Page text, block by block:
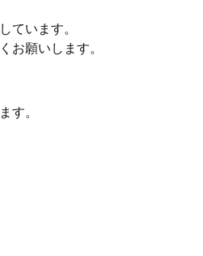
ています。
お願いします。
す。